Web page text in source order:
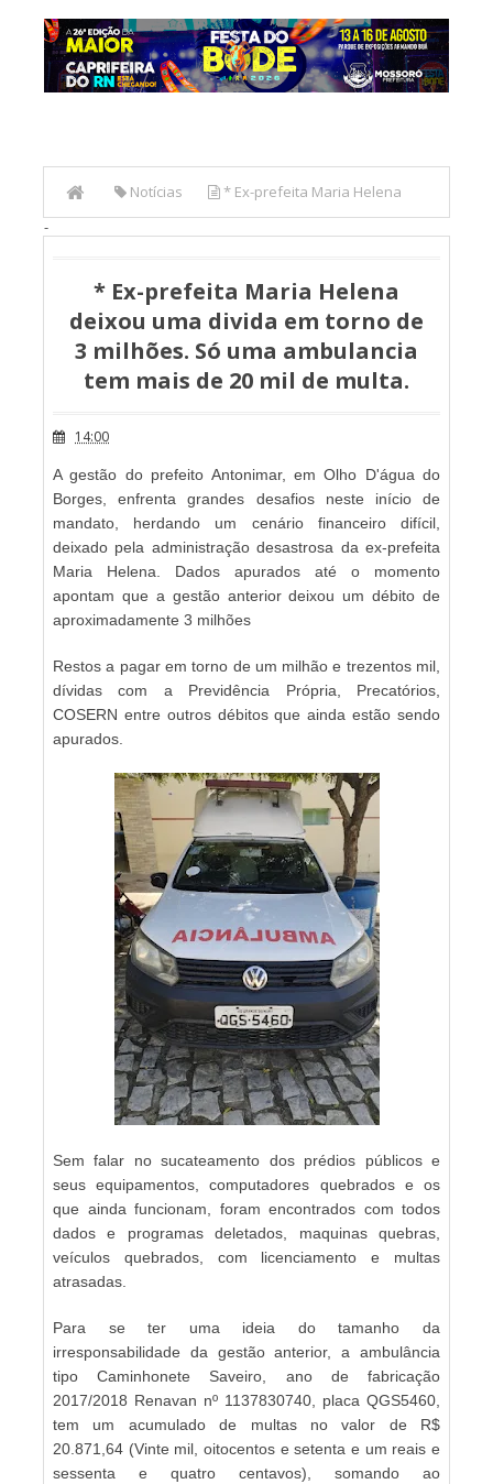
Notícias * Ex-prefeita Maria Helena
deixou uma divida em torno de 3 milhões. Só uma
-
* Ex-prefeita Maria Helena
deixou uma divida em torno de
3 milhões. Só uma ambulancia
tem mais de 20 mil de multa.
14:00
A gestão do prefeito Antonimar, em Olho D'água do
Borges, enfrenta grandes desafios neste início de
mandato, herdando um cenário financeiro difícil,
deixado pela administração desastrosa da ex-prefeita
Maria Helena. Dados apurados até o momento
apontam que a gestão anterior deixou um débito de
aproximadamente 3 milhões
Restos a pagar em torno de um milhão e trezentos mil,
dívidas com a Previdência Própria, Precatórios,
COSERN entre outros débitos que ainda estão sendo
apurados.
Sem falar no sucateamento dos prédios públicos e
seus equipamentos, computadores quebrados e os
que ainda funcionam, foram encontrados com todos
dados e programas deletados, maquinas quebras,
veículos quebrados, com licenciamento e multas
atrasadas.
Para se ter uma ideia do tamanho da
irresponsabilidade da gestão anterior, a ambulância
tipo Caminhonete Saveiro, ano de fabricação
2017/2018 Renavan nº 1137830740, placa QGS5460,
tem um acumulado de multas no valor de R$
20.871,64 (Vinte mil, oitocentos e setenta e um reais e
sessenta e quatro centavos), somando ao